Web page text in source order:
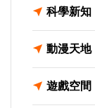
科學新知
動漫天地
遊戲空間